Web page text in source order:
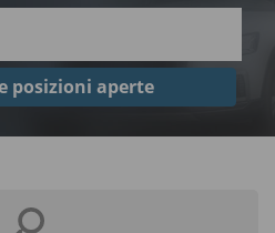
posizioni aperte